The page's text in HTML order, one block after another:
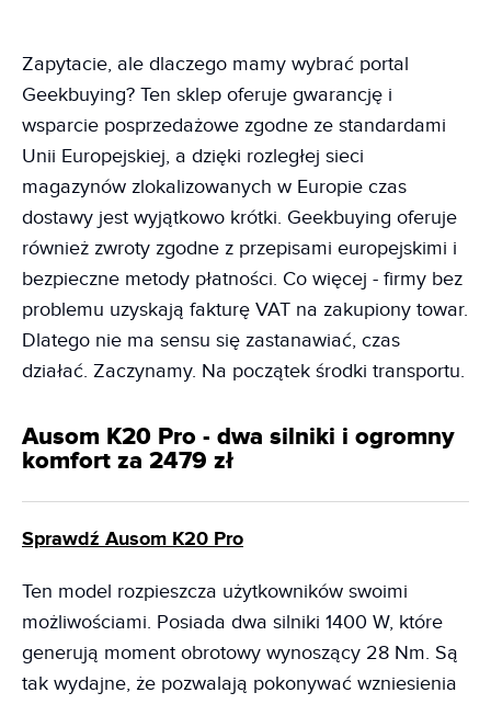
Zapytacie, ale dlaczego mamy wybrać portal
Geekbuying? Ten sklep oferuje gwarancję i
wsparcie posprzedażowe zgodne ze standardami
Unii Europejskiej, a dzięki rozległej sieci
magazynów zlokalizowanych w Europie czas
dostawy jest wyjątkowo krótki. Geekbuying oferuje
również zwroty zgodne z przepisami europejskimi i
bezpieczne metody płatności. Co więcej - firmy bez
problemu uzyskają fakturę VAT na zakupiony towar.
Dlatego nie ma sensu się zastanawiać, czas
działać. Zaczynamy. Na początek środki transportu.
Ausom K20 Pro - dwa silniki i ogromny
komfort za 2479 zł
Sprawdź Ausom K20 Pro
Ten model rozpieszcza użytkowników swoimi
możliwościami. Posiada dwa silniki 1400 W, które
generują moment obrotowy wynoszący 28 Nm. Są
tak wydajne, że pozwalają pokonywać wzniesienia